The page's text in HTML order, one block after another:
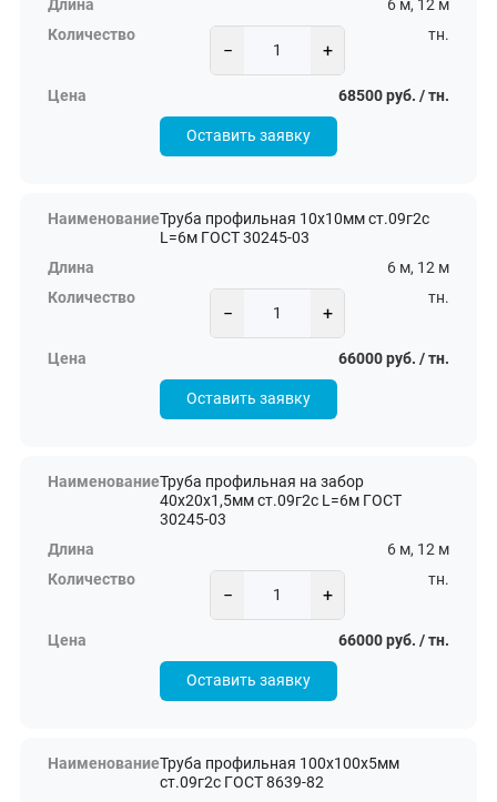
6 м, 12 м
− +
тн.
68500 руб. / тн.
Оставить заявку
Труба профильная 10х10мм ст.09г2с
L=6м ГОСТ 30245-03
6 м, 12 м
− +
тн.
66000 руб. / тн.
Оставить заявку
Труба профильная на забор
40х20х1,5мм ст.09г2с L=6м ГОСТ
30245-03
6 м, 12 м
− +
тн.
66000 руб. / тн.
Оставить заявку
Труба профильная 100х100х5мм
ст.09г2с ГОСТ 8639-82